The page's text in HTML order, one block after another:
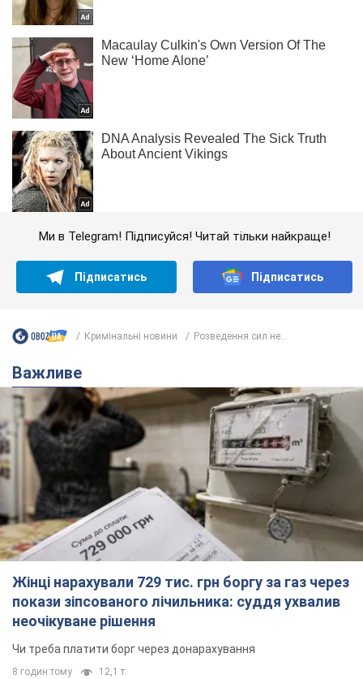
Ми в Telegram! Підписуйся! Читай тільки найкраще!
Підписатись Підписатись
Кримінальні новини Розведення сил не...
Важливе
Жінці нарахували 729 тис. грн боргу за газ через
покази зіпсованого лічильника: суддя ухвалив
неочікуване рішення
Чи треба платити борг через донарахування
8 годин тому 12,1 т.